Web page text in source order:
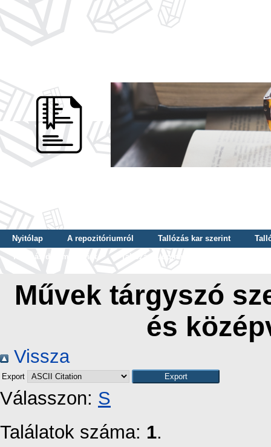
Nyitólap A repozitóriumról Tallózás kar szerint
Tallózás dátum szerint
Tallózás tudományterület szerint
Művek tárgyszó
és
Vissza
Export
Válasszon: S
Találatok száma: 1.